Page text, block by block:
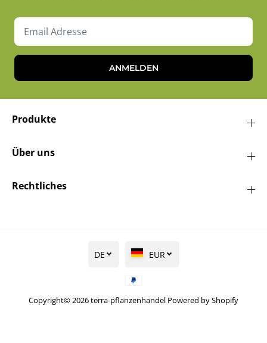
ANMELDEN
Produkte
Über uns
Rechtliches
Copyright© 2026terra-pflanzenhandel Powered by Shopify
DE EUR